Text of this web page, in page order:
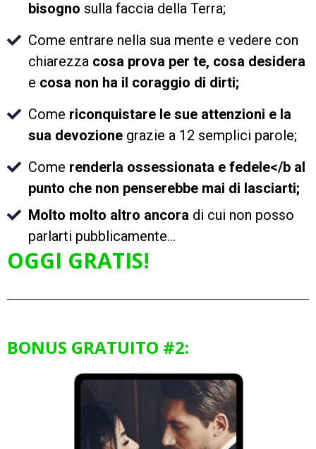
bisogno sulla faccia della Terra;
Come entrare nella sua mente e vedere con
chiarezza cosa prova per te, cosa desidera
e cosa non ha il coraggio di dirti;
Come riconquistare le sue attenzioni e la
sua devozione grazie a 12 semplici parole;
Come renderla ossessionata e fedele</b al
punto che non penserebbe mai di lasciarti;
Molto molto altro ancora di cui non posso
parlarti pubblicamente...
OGGI GRATIS!
BONUS GRATUITO #2: